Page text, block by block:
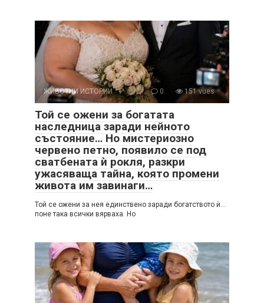
ЖИВОТНИ ИСТОРИИ 0 151 vues
Той се ожени за богатата
наследница заради нейното
състояние… Но мистериозно
червено петно, появило се под
сватбената ѝ рокля, разкри
ужасяваща тайна, която промени
живота им завинаги…
Той се ожени за нея единствено заради богатството ѝ…
поне така всички вярваха. Но